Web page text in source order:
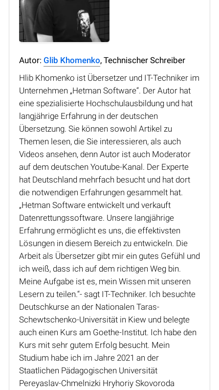
Autor: Glib Khomenko, Technischer Schreiber
Hlib Khomenko ist Übersetzer und IT-Techniker im
Unternehmen „Hetman Software“. Der Autor hat
eine spezialisierte Hochschulausbildung und hat
langjährige Erfahrung in der deutschen
Übersetzung. Sie können sowohl Artikel zu
Themen lesen, die Sie interessieren, als auch
Videos ansehen, denn Autor ist auch Moderator
auf dem deutschen Youtube-Kanal. Der Experte
hat Deutschland mehrfach besucht und hat dort
die notwendigen Erfahrungen gesammelt hat.
„Hetman Software entwickelt und verkauft
Datenrettungssoftware. Unsere langjährige
Erfahrung ermöglicht es uns, die effektivsten
Lösungen in diesem Bereich zu entwickeln. Die
Arbeit als Übersetzer gibt mir ein gutes Gefühl und
ich weiß, dass ich auf dem richtigen Weg bin.
Meine Aufgabe ist es, mein Wissen mit unseren
Lesern zu teilen.“- sagt IT-Techniker. Ich besuchte
Deutschkurse an der Nationalen Taras-
Schewtschenko-Universität in Kiew und belegte
auch einen Kurs am Goethe-Institut. Ich habe den
Kurs mit sehr gutem Erfolg besucht. Mein
Studium habe ich im Jahre 2021 an der
Staatlichen Pädagogischen Universität
Pereyaslav-Chmelnizki Hryhoriy Skovoroda